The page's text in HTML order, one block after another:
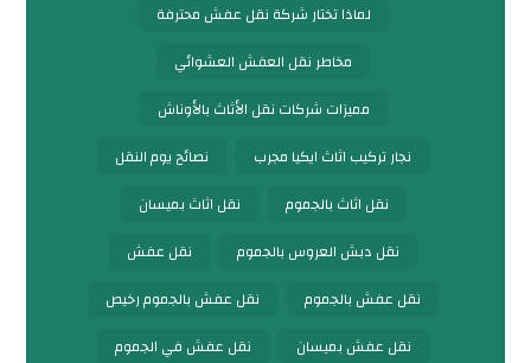
لماذا تختار شركة نقل عفش محترفة
مخاطر نقل العفش العشوائي
مميزات شركات نقل الأثاث بالأوناش
نجار تركيب اثاث ايكيا مجرب
نصائح يوم النقل
نقل اثاث بالجموم
نقل اثاث بميسان
نقل دبش العروس بالجموم
نقل عفش
نقل عفش بالجموم
نقل عفش بالجموم رخيص
نقل عفش بميسان
نقل عفش في الجموم